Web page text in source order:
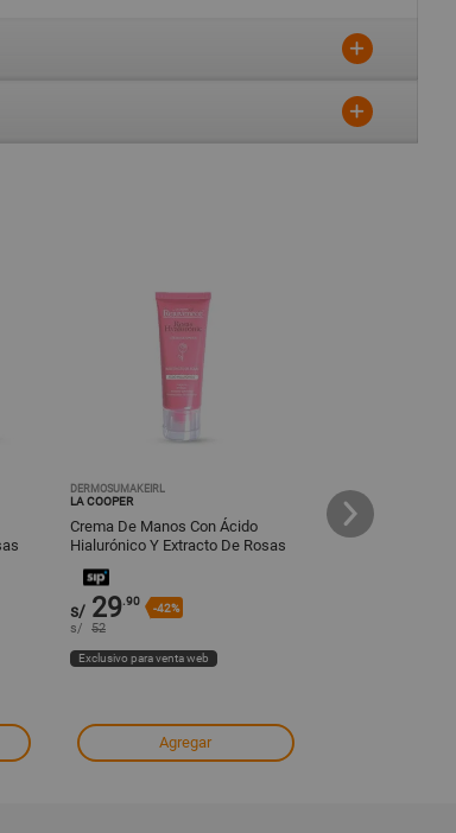
DERMOSUMAKEIRL
LA COOPER
Crema De Manos Con Ácido
Hialurónico Y Extracto De Rosas
s/ 29.90
-42%
s/ 52
Exclusivo para venta web
Agregar
DERMOSUMAKEIRL
LA COOPER
Hidratante Facial